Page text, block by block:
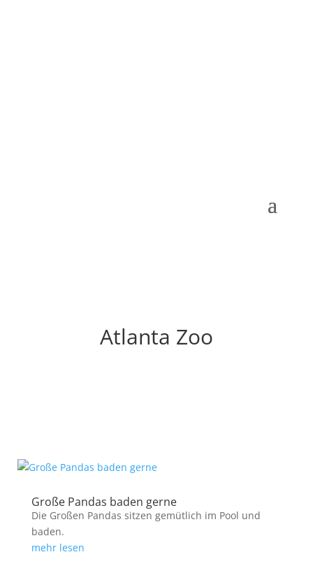
Atlanta Zoo
Große Pandas baden gerne
Die Großen Pandas sitzen gemütlich im Pool und
baden.
mehr lesen